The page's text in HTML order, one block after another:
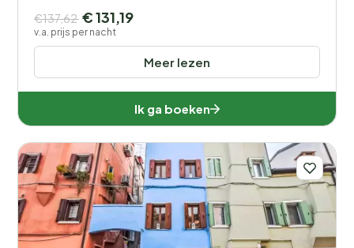
Meer lezen
€137,62 € 131,19
v.a. prijs per nacht
Ik ga boeken